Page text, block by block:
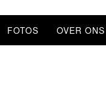
FOTOS OVER ONS